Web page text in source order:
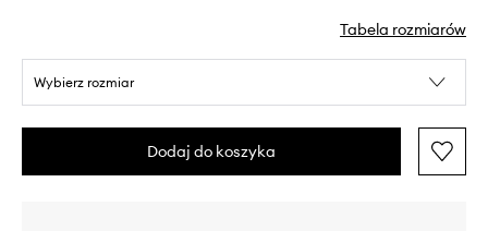
Tabela rozmiarów
Wybierz rozmiar
Dodaj do koszyka